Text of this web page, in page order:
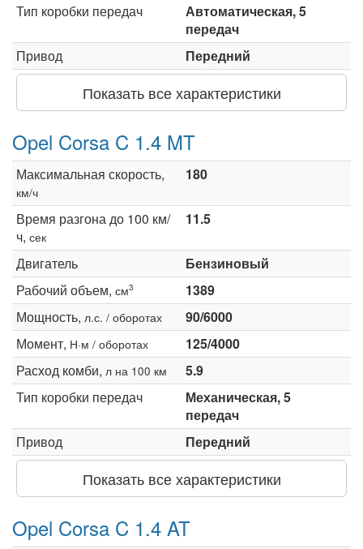
Тип коробки передач
Автоматическая, 5
передач
Привод
Передний
Показать все характеристики
Opel Corsa C 1.4 MT
Максимальная скорость,
км/ч
180
Время разгона до 100 км/
ч, сек
11.5
Двигатель
Бензиновый
Рабочий объем, см3
1389
Мощность, л.с. / оборотах
90/6000
Момент, Н·м / оборотах
125/4000
Расход комби, л на 100 км
5.9
Тип коробки передач
Механическая, 5
передач
Привод
Передний
Показать все характеристики
Opel Corsa C 1.4 AT